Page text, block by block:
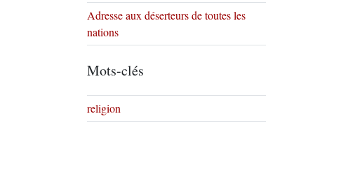
Adresse aux déserteurs de toutes les
nations
Mots-clés
religion